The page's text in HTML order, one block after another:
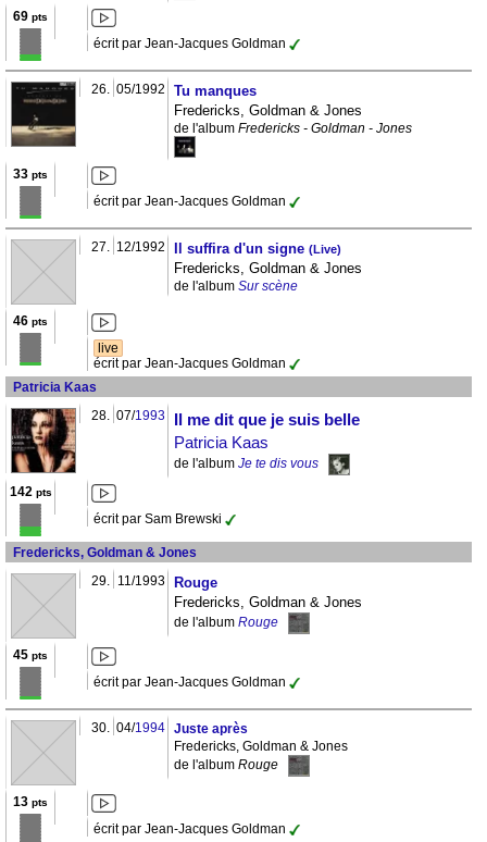
69 pts
écrit par Jean-Jacques Goldman
26. 05/1992
Tu manques
Fredericks, Goldman & Jones
de l'album Fredericks - Goldman - Jones
33 pts
écrit par Jean-Jacques Goldman
27. 12/1992 Il suffira d'un signe (Live)
Fredericks, Goldman & Jones
de l'album Sur scène
46 pts
live
écrit par Jean-Jacques Goldman
Patricia Kaas
28. 07/1993
Il me dit que je suis belle
Patricia Kaas
de l'album Je te dis vous
142pts
écrit par Sam Brewski
Fredericks, Goldman & Jones
29. 11/1993
Rouge
Fredericks, Goldman & Jones
de l'album Rouge
45 pts
écrit par Jean-Jacques Goldman
30. 04/1994 Juste après
Fredericks, Goldman & Jones
de l'album Rouge
13 pts
écrit par Jean-Jacques Goldman